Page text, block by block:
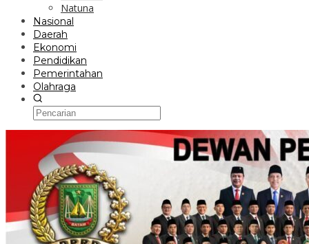
Natuna
Nasional
Daerah
Ekonomi
Pendidikan
Pemerintahan
Olahraga